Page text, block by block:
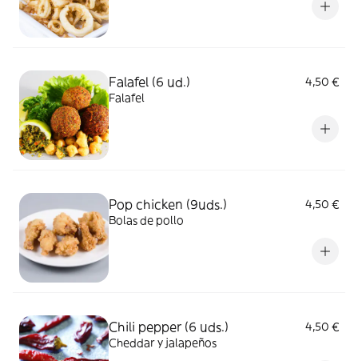
Falafel (6 ud.)
4,50 €
Falafel
Pop chicken (9uds.)
4,50 €
Bolas de pollo
Chili pepper (6 uds.)
4,50 €
Cheddar y jalapeños